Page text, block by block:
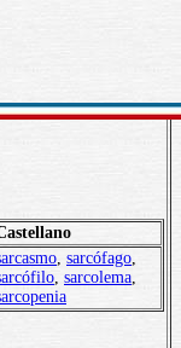
sarcófago
sarcolema